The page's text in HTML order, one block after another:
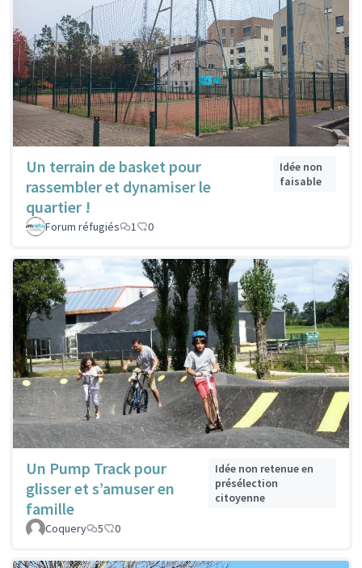
Un terrain de basket pour
rassembler et dynamiser le
quartier !
Idée non
faisable
Forum réfugiés 1 0
Un Pump Track pour
glisser et s’amuser en
famille
Idée non retenue en
présélection
citoyenne
Coquery 5 0